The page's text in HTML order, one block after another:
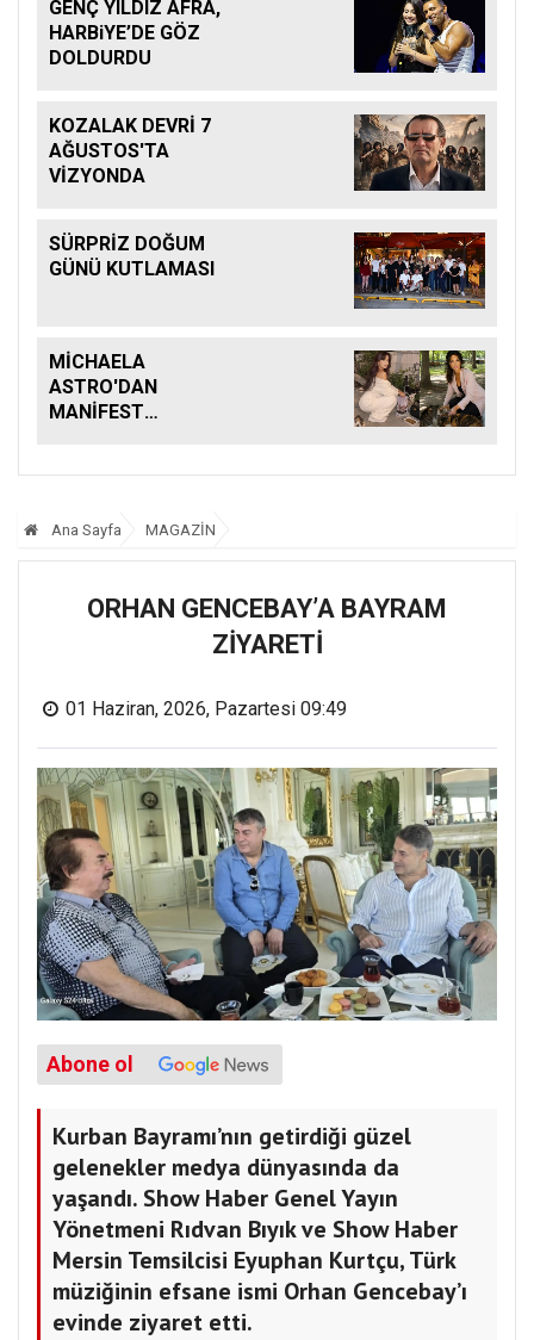
GENÇ YILDIZ AFRA,
HARBiYE’DE GÖZ
DOLDURDU
KOZALAK DEVRİ 7
AĞUSTOS'TA
VİZYONDA
SÜRPRİZ DOĞUM
GÜNÜ KUTLAMASI
MİCHAELA
ASTRO'DAN
MANİFEST
Ana Sayfa MAGAZİN
ORHAN GENCEBAY’A BAYRAM
ZİYARETİ
01 Haziran, 2026, Pazartesi 09:49
Abone ol
Kurban Bayramı’nın getirdiği güzel
gelenekler medya dünyasında da
yaşandı. Show Haber Genel Yayın
Yönetmeni Rıdvan Bıyık ve Show Haber
Mersin Temsilcisi Eyuphan Kurtçu, Türk
müziğinin efsane ismi Orhan Gencebay’ı
evinde ziyaret etti.